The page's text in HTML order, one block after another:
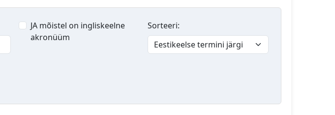
JA mõistel on ingliskeelne
akronüüm
Sorteeri: